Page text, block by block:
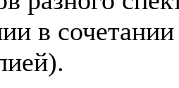
в